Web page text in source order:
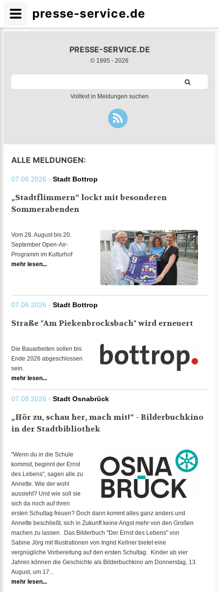
PRESSE-SERVICE.DE
© 1995 - 2026
Volltext in Meldungen suchen
ALLE MELDUNGEN:
07.08.2026 - Stadt Bottrop
„Stadtflimmern“ lockt mit besonderen
Sommerabenden
Vom 28. August bis 20.
September Open-Air-
Programm im Kulturhof
mehr lesen...
07.08.2026 - Stadt Bottrop
Straße "Am Piekenbrocksbach" wird erneuert
Die Bauarbeiten sollen bis
Ende 2026 abgeschlossen
sein.
mehr lesen...
07.08.2026 - Stadt Osnabrück
„Hör zu, schau her, mach mit!“ - Bilderbuchkino
in der Stadtbibliothek
"Wenn du in die Schule
kommst, beginnt der Ernst
des Lebens", sagen alle zu
Annette. Wie der wohl
aussieht? Und wie soll sie
sich da noch auf ihren
ersten Schultag freuen? Doch dann kommt alles ganz anders und
Annette beschließt, sich in Zukunft keine Angst mehr von den Großen
machen zu lassen. Das Bilderbuch "Der Ernst des Lebens" von
Sabine Jörg mit Illustrationen von Ingrid Kellner bietet eine
vergnügliche Vorbereitung auf den ersten Schultag. Kinder ab vier
Jahren können die Geschichte als Bilderbuchkino am Donnerstag, 13.
August, um 17...
mehr lesen...
presse-service.de